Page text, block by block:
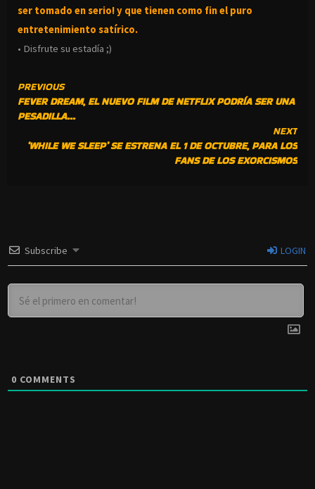
ser tomado en serio! y que tienen como fin el puro
entretenimiento satírico.
• Disfrute su estadía ;)
CONTINUE
READING
PREVIOUS
FEVER DREAM, EL NUEVO FILM DE NETFLIX PODRÍA SER UNA
PESADILLA…
NEXT
‘WHILE WE SLEEP’ SE ESTRENA EL 1 DE OCTUBRE, PARA LOS
FANS DE LOS EXORCISMOS
Subscribe LOGIN
0 COMMENTS